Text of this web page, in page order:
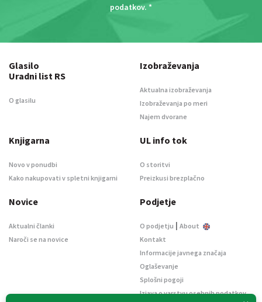
podatkov. *
Glasilo
Uradni list RS
O glasilu
Izobraževanja
Aktualna izobraževanja
Izobraževanja po meri
Najem dvorane
Knjigarna
Novo v ponudbi
Kako nakupovati v spletni knjigarni
UL info tok
O storitvi
Preizkusi brezplačno
Novice
Aktualni članki
Naroči se na novice
Podjetje
O podjetju | About
Kontakt
Informacije javnega značaja
Oglaševanje
Splošni pogoji
Izjava o varstvu osebnih podatkov